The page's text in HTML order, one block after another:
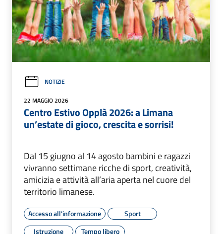
NOTIZIE
22 MAGGIO 2026
Centro Estivo Opplà 2026: a Limana
un’estate di gioco, crescita e sorrisi!
Dal 15 giugno al 14 agosto bambini e ragazzi
vivranno settimane ricche di sport, creatività,
amicizia e attività all’aria aperta nel cuore del
territorio limanese.
Accesso all'informazione
Sport
Istruzione
Tempo libero